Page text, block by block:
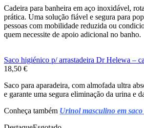
Cadeira para banheira em aço inoxidável,
prática. Uma solução fiável e segura para
pessoas com mobilidade reduzida ou
quem necessite de apoio adicional no banho.
Saco higiénico p/ arrastadeira Dr Helewa –
18,50 €
Saco para aparadeira, com almofada ultra
e garante uma segura eliminação da urina e
Conheça também Urinol masculino em